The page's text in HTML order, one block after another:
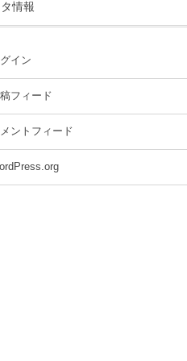
タ情報
イン
フィード
ントフィード